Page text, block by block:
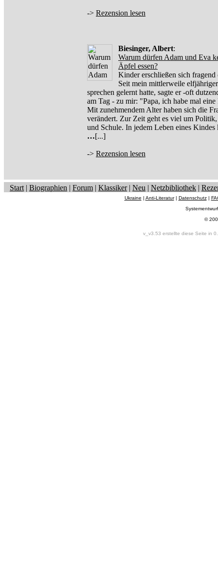
-> Rezension lesen
Biesinger, Albert:
Warum dürfen Adam und Eva
Äpfel essen?
Kinder erschließen sich fragend
Seit mein mittlerweile
sprechen gelernt hatte, sagte er -oft
am Tag - zu mir: "Papa, ich habe mal
Mit zunehmendem Alter haben sich die
verändert. Zur Zeit geht es viel um
und Schule. In jedem Leben eines Kindes
…[...]
-> Rezension lesen
Start | Biographien | Forum | Klassiker| Neu | Netzbibliothek |
Ukraine | Anti-Literatur| Datenschutz|
©
v_v3.53 erstellte diese Seite in